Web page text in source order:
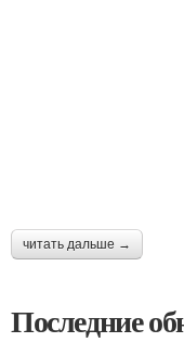
читать дальше →
Последние